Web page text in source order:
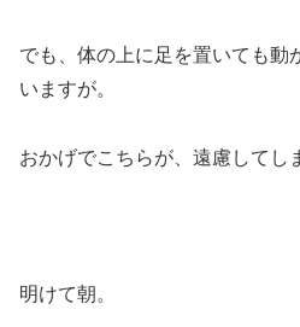
でも、体の上に足を置いても動
いますが。
おかげでこちらが、遠慮してし
明けて朝。